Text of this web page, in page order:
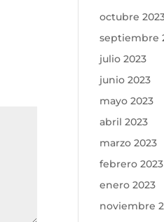
octubre
septiembre
julio 2023
junio 2023
mayo 2023
abril 2023
marzo 2023
febrero 2023
enero 2023
noviembre